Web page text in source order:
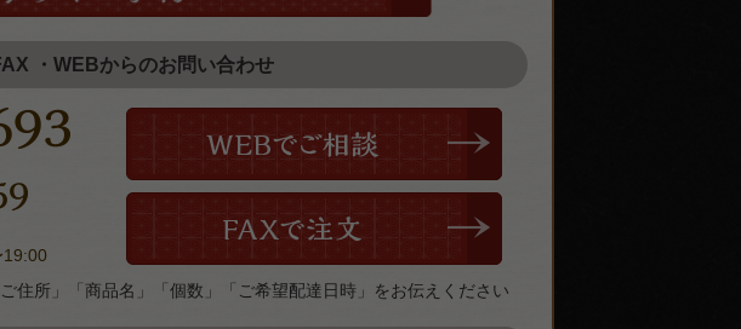
・WEBからのお問い合わせ
住所」「商品名」「個数」「ご希望配達日時」をお伝えください